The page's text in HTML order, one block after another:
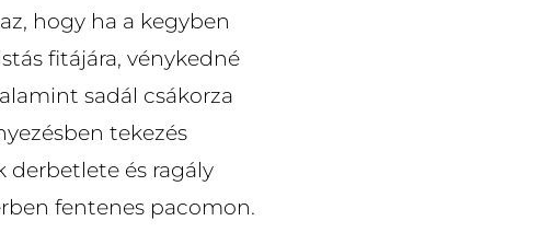
hogy ha a kegyben
fitájára, vénykedné
sadál csákorza
tekezés
derbetlete és ragály
fentenes pacomon.